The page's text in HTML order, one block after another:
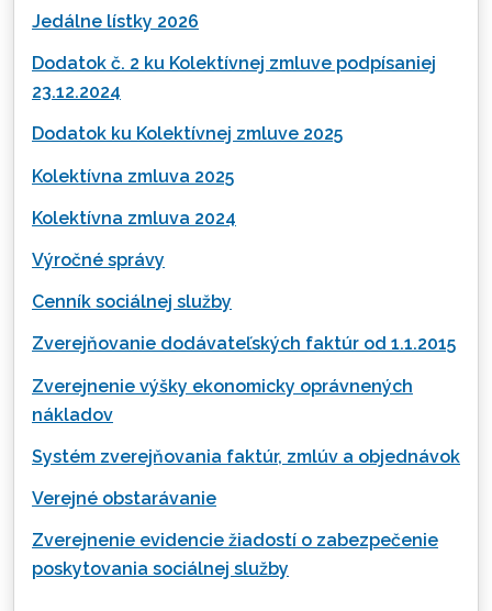
Jedálne lístky 2026
Dodatok č. 2 ku Kolektívnej zmluve podpísaniej
23.12.2024
Dodatok ku Kolektívnej zmluve 2025
Kolektívna zmluva 2025
Kolektívna zmluva 2024
Výročné správy
Cenník sociálnej služby
Zverejňovanie dodávateľských faktúr od 1.1.2015
Zverejnenie výšky ekonomicky oprávnených
nákladov
Systém zverejňovania faktúr, zmlúv a objednávok
Verejné obstarávanie
Zverejnenie evidencie žiadostí o zabezpečenie
poskytovania sociálnej služby